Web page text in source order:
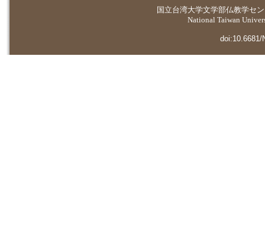
国立台湾大学文学部仏教学セ
National Taiwan
doi:10.6681/